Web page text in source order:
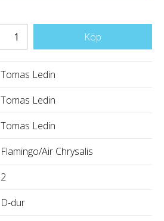
Köp
Tomas Ledin
Tomas Ledin
Tomas Ledin
Flamingo/Air Chrysalis
2
D-dur